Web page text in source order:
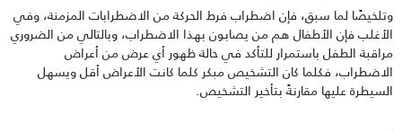
لما سبق، فإن اضطراب فرط الحركة من الاضطرابات المزمنة، وفي
فإن الأطفال هم من يصابون بهذا الاضطراب، وبالتالي من الضروري
الطفل باستمرار للتأكد في حالة ظهور أي عرض من أعراض
فكلما كان التشخيص مبكر كلما كانت الأعراض أقل ويسهل
عليها مقارنةً بتأخير التشخيص.